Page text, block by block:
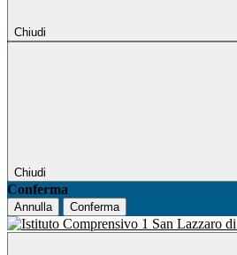
Chiudi
Chiudi
Conferma
Annulla Conferma